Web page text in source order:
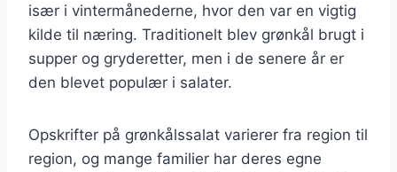
især i vintermånederne, hvor den var en vigtig
kilde til næring. Traditionelt blev grønkål brugt i
supper og gryderetter, men i de senere år er
den blevet populær i salater.
Opskrifter på grønkålssalat varierer fra region til
region, og mange familier har deres egne